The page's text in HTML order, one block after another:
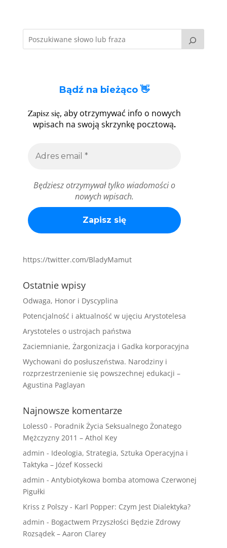
Bądź na bieżąco 👋
Zapisz się, aby otrzymywać info o nowych
wpisach na swoją skrzynkę pocztową.
Będziesz otrzymywał tylko wiadomości o
nowych wpisach.
https://twitter.com/BladyMamut
Ostatnie wpisy
Odwaga, Honor i Dyscyplina
Potencjalność i aktualność w ujęciu Arystotelesa
Arystoteles o ustrojach państwa
Zaciemnianie, Żargonizacja i Gadka korporacyjna
Wychowani do posłuszeństwa. Narodziny i
rozprzestrzenienie się powszechnej edukacji –
Agustina Paglayan
Najnowsze komentarze
Loless0- Poradnik Życia Seksualnego Żonatego
Mężczyzny 2011 – Athol Key
admin - Ideologia, Strategia, Sztuka Operacyjna i
Taktyka – Józef Kossecki
admin - Antybiotykowa bomba atomowa Czerwonej
Pigułki
Kriss z Polszy- Karl Popper: Czym Jest Dialektyka?
admin - Bogactwem Przyszłości Będzie Zdrowy
Rozsądek – Aaron Clarey